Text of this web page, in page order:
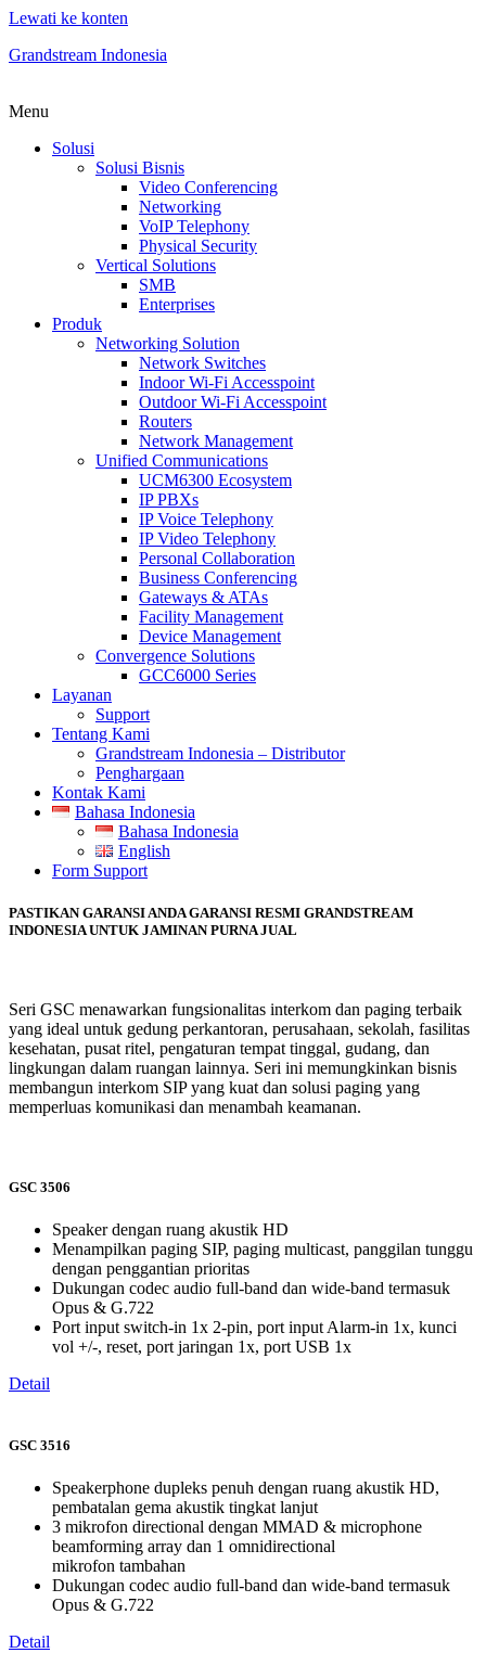
Lewati ke konten
Grandstream Indonesia
Menu
Solusi
Solusi Bisnis
Video Conferencing
Networking
VoIP Telephony
Physical Security
Vertical Solutions
SMB
Enterprises
Produk
Networking Solution
Network Switches
Indoor Wi-Fi Accesspoint
Outdoor Wi-Fi Accesspoint
Routers
Network Management
Unified Communications
UCM6300 Ecosystem
IP PBXs
IP Voice Telephony
IP Video Telephony
Personal Collaboration
Business Conferencing
Gateways & ATAs
Facility Management
Device Management
Convergence Solutions
GCC6000 Series
Layanan
Support
Tentang Kami
Grandstream Indonesia – Distributor
Penghargaan
Kontak Kami
Bahasa Indonesia
Bahasa Indonesia
English
Form Support
PASTIKAN GARANSI ANDA GARANSI RESMI GRANDSTREAM
INDONESIA UNTUK JAMINAN PURNA JUAL
Seri GSC menawarkan fungsionalitas interkom dan paging terbaik
yang ideal untuk gedung perkantoran, perusahaan, sekolah, fasilitas
kesehatan, pusat ritel, pengaturan tempat tinggal, gudang, dan
lingkungan dalam ruangan lainnya. Seri ini memungkinkan bisnis
membangun interkom SIP yang kuat dan solusi paging yang
memperluas komunikasi dan menambah keamanan.
GSC 3506
Speaker dengan ruang akustik HD
Menampilkan paging SIP, paging multicast, panggilan tunggu
dengan penggantian prioritas
Dukungan codec audio full-band dan wide-band termasuk
Opus & G.722
Port input switch-in 1x 2-pin, port input Alarm-in 1x, kunci
vol +/-, reset, port jaringan 1x, port USB 1x
Detail
GSC 3516
Speakerphone dupleks penuh dengan ruang akustik HD,
pembatalan gema akustik tingkat lanjut
3 mikrofon directional dengan MMAD & microphone
beamforming array dan 1 omnidirectional
mikrofon tambahan
Dukungan codec audio full-band dan wide-band termasuk
Opus & G.722
Detail